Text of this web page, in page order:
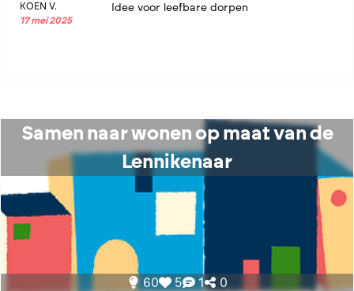
KOEN V.
17 mei 2025
Idee voor leefbare dorpen
Samen naar wonen op maat van de
Lennikenaar
60 5 1 0